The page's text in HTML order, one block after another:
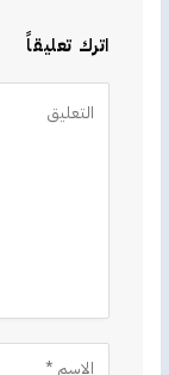
اترك تعليقاً